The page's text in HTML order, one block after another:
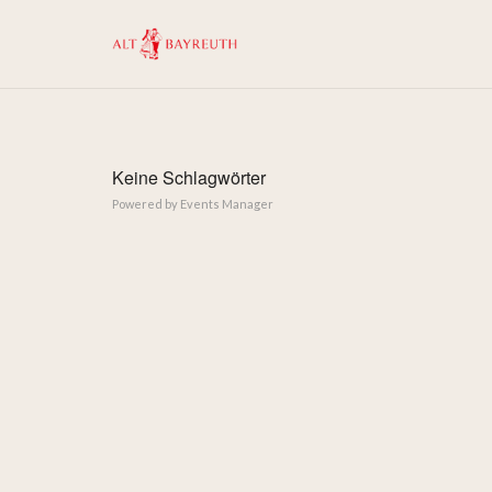
Keine Schlagwörter
Powered by Events Manager